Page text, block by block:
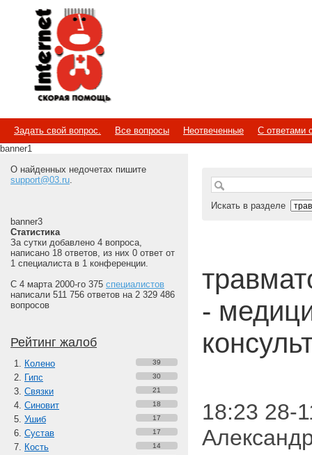
Internet
Скорая помощь
Задать свой вопрос. Все вопросы Неотвеченные
С ответами
banner1
О найденных недочетах пишите
support@03.ru.
banner3
Статистика
За сутки добавлено 4 вопроса,
написано 18 ответов, из них 0 ответ от
1 специалиста в 1 конференции.
С 4 марта 2000-го 375 специалистов
написали 511 756 ответов на 2 329 486
вопросов
Рейтинг жалоб
Колено 39
Гипс 30
Связки 21
Синовит 18
Ушиб 17
Сустав 17
Кость 14
Искать в разделе
-
18:23 28-